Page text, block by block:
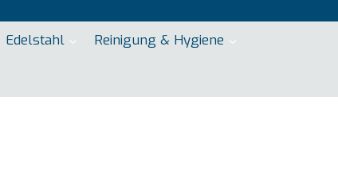
Edelstahl Reinigung & Hygiene